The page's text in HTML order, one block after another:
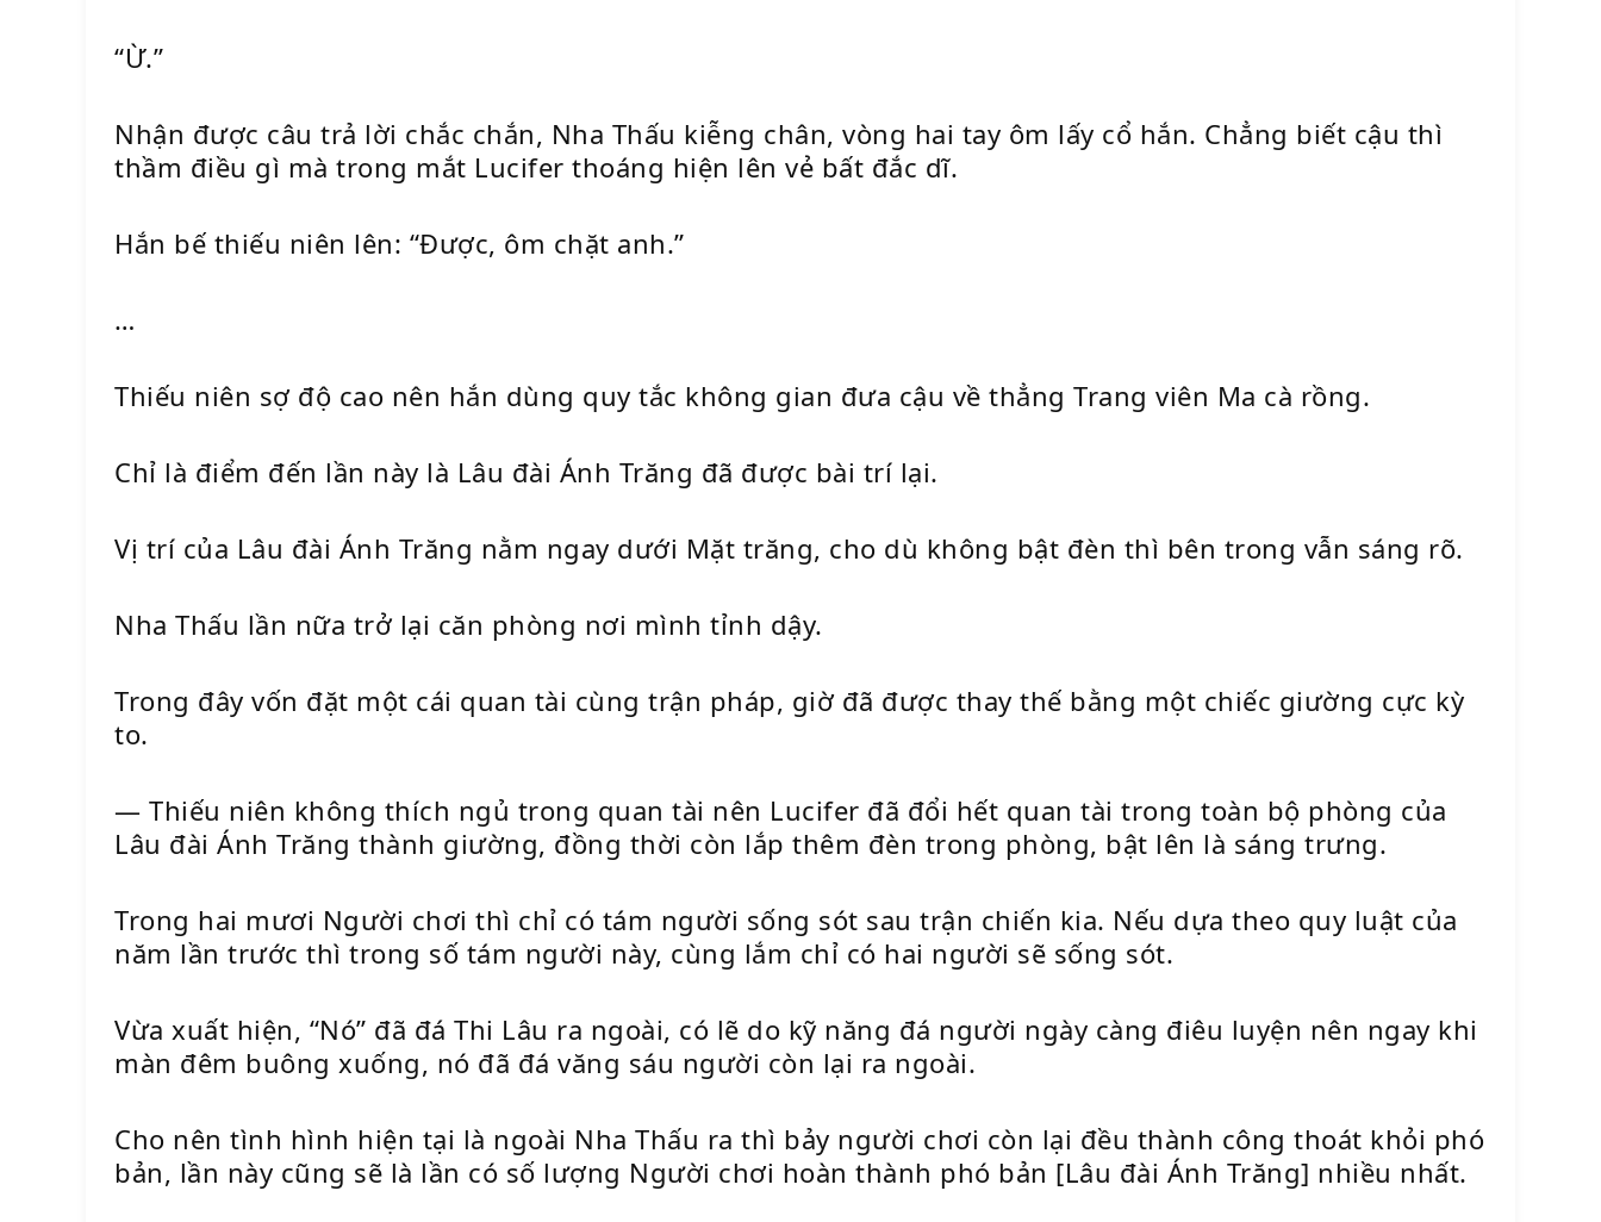
“Ừ.”
Nhận được câu trả lời chắc chắn, Nha Thấu kiễng chân, vòng hai tay ôm lấy cổ hắn. Chẳng biết cậu thì
thầm điều gì mà trong mắt Lucifer thoáng hiện lên vẻ bất đắc dĩ.
Hắn bế thiếu niên lên: “Được, ôm chặt anh.”
…
Thiếu niên sợ độ cao nên hắn dùng quy tắc không gian đưa cậu về thẳng Trang viên Ma cà rồng.
Chỉ là điểm đến lần này là Lâu đài Ánh Trăng đã được bài trí lại.
Vị trí của Lâu đài Ánh Trăng nằm ngay dưới Mặt trăng, cho dù không bật đèn thì bên trong vẫn sáng rõ.
Nha Thấu lần nữa trở lại căn phòng nơi mình tỉnh dậy.
Trong đây vốn đặt một cái quan tài cùng trận pháp, giờ đã được thay thế bằng một chiếc giường cực kỳ
to.
— Thiếu niên không thích ngủ trong quan tài nên Lucifer đã đổi hết quan tài trong toàn bộ phòng của
Lâu đài Ánh Trăng thành giường, đồng thời còn lắp thêm đèn trong phòng, bật lên là sáng trưng.
Trong hai mươi Người chơi thì chỉ có tám người sống sót sau trận chiến kia. Nếu dựa theo quy luật của
năm lần trước thì trong số tám người này, cùng lắm chỉ có hai người sẽ sống sót.
Vừa xuất hiện, “Nó” đã đá Thi Lâu ra ngoài, có lẽ do kỹ năng đá người ngày càng điêu luyện nên ngay khi
màn đêm buông xuống, nó đã đá văng sáu người còn lại ra ngoài.
Cho nên tình hình hiện tại là ngoài Nha Thấu ra thì bảy người chơi còn lại đều thành công thoát khỏi phó
bản, lần này cũng sẽ là lần có số lượng Người chơi hoàn thành phó bản [Lâu đài Ánh Trăng] nhiều nhất.